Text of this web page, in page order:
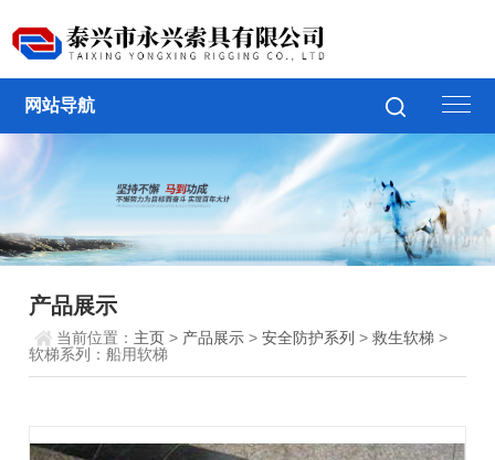
网站导航
产品展示
当前位置： 主页 > 产品展示 >安全防护系列 >救生软梯 >
软梯系列：船用软梯